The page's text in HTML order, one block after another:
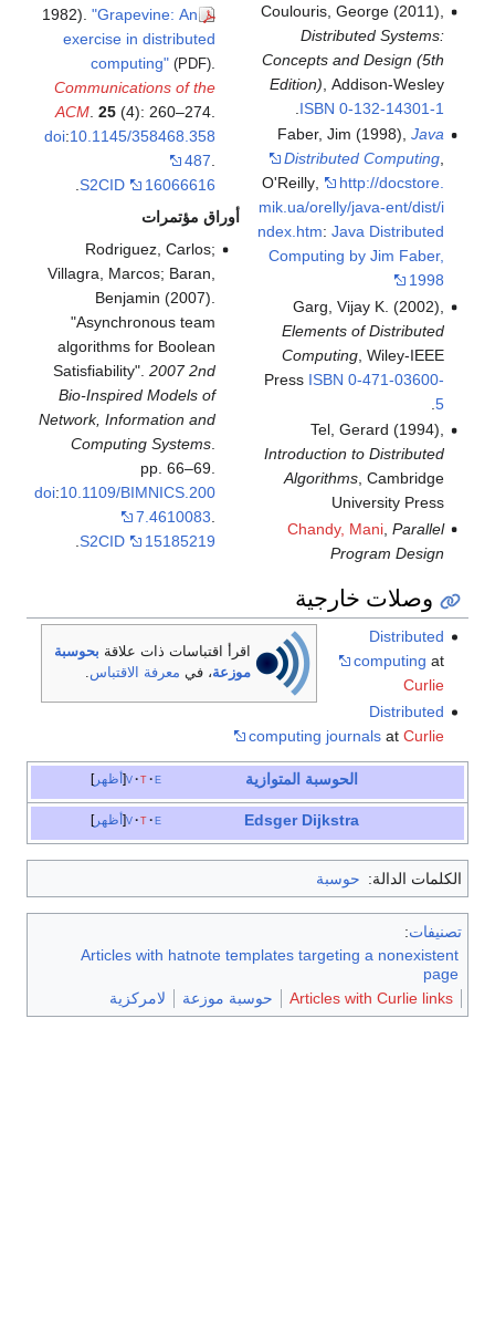
Coulouris, George (2011),
Distributed Systems:
Concepts and Design (5th
Edition) , Addison-Wesley
ISBN 0-132-14301-1
Faber, Jim (1998), Java
Distributed Computing,
O'Reilly,
http://docstore.
mik.ua/orelly/java-ent/dist/i
ndex.htm: Java Distributed
Computing by Jim Faber,
1998
Garg, Vijay K. (2002),
Elements of Distributed
Computing, Wiley-IEEE
Press ISBN 0-471-03600-
5
Tel, Gerard (1994),
Introduction to Distributed
Algorithms, Cambridge
University Press
Chandy, Mani, Parallel
Program Design
1982). "Grapevine: An
exercise in distributed
computing" (PDF).
Communications of the
ACM. 25(4): 260–274.
doi:10.1145/358468.358
487
S2CID
16066616
أوراق مؤتمرات
Rodriguez, Carlos;
Villagra, Marcos; Baran,
Benjamin (2007).
"Asynchronous team
algorithms for Boolean
Satisfiability". 2007 2nd
Bio-Inspired Models of
Network, Information and
Computing Systems.
pp. 66–69.
doi:10.1109/BIMNICS.200
7.4610083
S2CID
15185219
وصلات خارجية
اقرأ اقتباسات ذات علاقة بحوسبة
موزعة، في معرفة الاقتباس.
Distributed
computing at
Curlie
Distributed
computing journalsat Curlie
أظهر v t e الحوسبة المتوازية
أظهر v t e Edsger Dijkstra
الكلمات الدالة: حوسبة
تصنيفات:
Articles with hatnote templates targeting a nonexistent
page
Articles with Curlie links
حوسبة موزعة لامركزية